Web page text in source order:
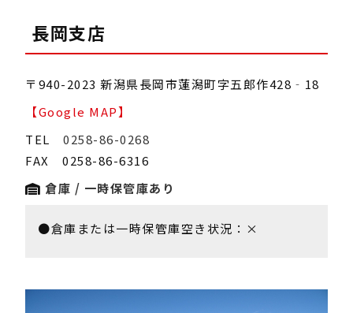
長岡支店
〒940-2023 新潟県長岡市蓮潟町字五郎作428‐18
【Google MAP】
TEL 0258-86-0268
FAX 0258-86-6316
倉庫 / 一時保管庫あり
●倉庫または一時保管庫空き状況：×